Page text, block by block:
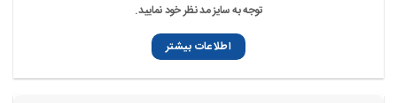
توجه به سایز مد نظر خود نمایید.
اطلاعات بیشتر